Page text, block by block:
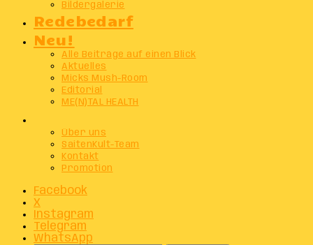
Bildergalerie
Redebedarf
Neu!
Alle Beiträge auf einen Blick
Aktuelles
Micks Mush-Room
Editorial
ME(N)TAL HEALTH
Über uns
SaitenKult-Team
Kontakt
Promotion
Facebook
X
Instagram
Telegram
WhatsApp